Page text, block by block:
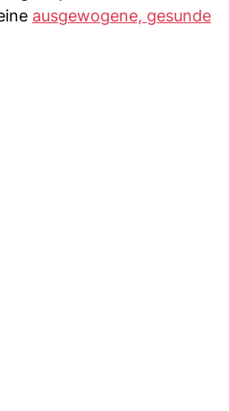
ausgewogene, gesunde